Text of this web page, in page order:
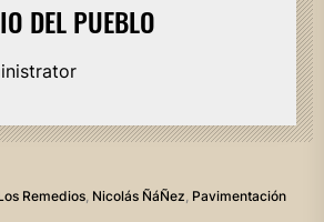
DEL PUEBLO
Remedios, Nicolás ÑáÑez, Pavimentación